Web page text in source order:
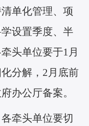
单化管理、项
设置季度、半
头单位要于1月
分解，2月底前
办公厅备案。
各牵头单位要切